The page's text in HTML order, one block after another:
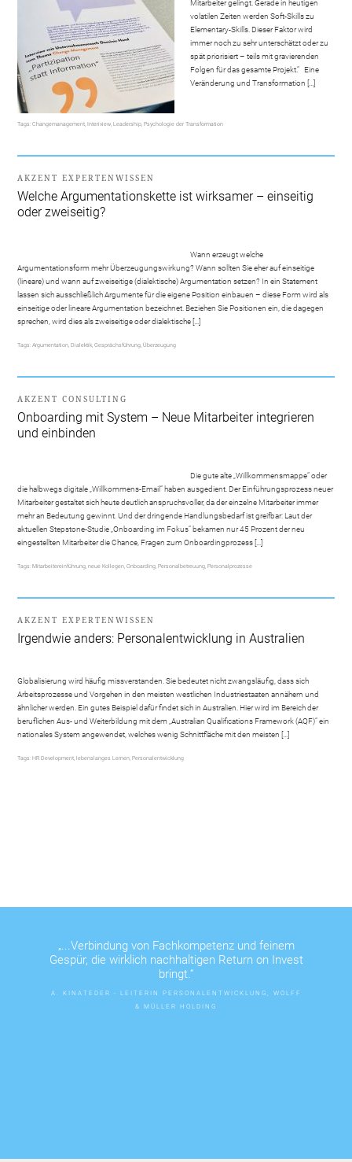
Mitarbeiter gelingt. Gerade in heutigen
volatilen Zeiten werden Soft-Skills zu
Elementary-Skills. Dieser Faktor wird
immer noch zu sehr unterschätzt oder zu
spät priorisiert – teils mit gravierenden
Folgen für das gesamte Projekt.“ Eine
Veränderung und Transformation […]
Tags:Changemanagement,Interiview,Leadership,Psychologie der Transformation
AKZENT EXPERTENWISSEN
Welche Argumentationskette ist wirksamer – einseitig
oder zweiseitig?
Wann erzeugt welche
Argumentationsform mehr Überzeugungswirkung? Wann sollten Sie eher auf einseitige
(lineare) und wann auf zweiseitige (dialektische) Argumentation setzen? In ein Statement
lassen sich ausschließlich Argumente für die eigene Position einbauen – diese Form wird als
einseitige oder lineare Argumentation bezeichnet. Beziehen Sie Positionen ein, die dagegen
sprechen, wird dies als zweiseitige oder dialektische […]
Tags:Argumentation,Dialektik,Gesprächsführung,Überzeugung
AKZENT CONSULTING
Onboarding mit System – Neue Mitarbeiter integrieren
und einbinden
Die gute alte „Willkommensmappe“ oder
die halbwegs digitale „Willkommens-Email“ haben ausgedient. Der Einführungsprozess neuer
Mitarbeiter gestaltet sich heute deutlich anspruchsvoller, da der einzelne Mitarbeiter immer
mehr an Bedeutung gewinnt. Und der dringende Handlungsbedarf ist greifbar: Laut der
aktuellen Stepstone-Studie „Onboarding im Fokus“ bekamen nur 45 Prozent der neu
eingestellten Mitarbeiter die Chance, Fragen zum Onboardingprozess […]
Tags:Mitarbeitereinführung,neue Kollegen,Onboarding,Personalbetreuung,Personalprozesse
AKZENT EXPERTENWISSEN
Irgendwie anders: Personalentwicklung in Australien
Globalisierung wird häufig missverstanden. Sie bedeutet nicht zwangsläufig, dass sich
Arbeitsprozesse und Vorgehen in den meisten westlichen Industriestaaten annähern und
ähnlicher werden. Ein gutes Beispiel dafür findet sich in Australien. Hier wird im Bereich der
beruflichen Aus- und Weiterbildung mit dem „Australian Qualifications Framework (AQF)“ ein
nationales System angewendet, welches wenig Schnittfläche mit den meisten […]
Tags:HR Development,lebenslanges Lernen,Personalentwicklung
„...Verbindung von Fachkompetenz und feinem
Gespür, die wirklich nachhaltigen Return on Invest
bringt.“
A. KINATEDER - LEITERIN PERSONALENTWICKLUNG, WOLFF
& MÜLLER HOLDING